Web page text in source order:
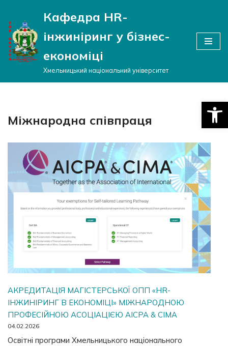
Перейти
до
вмісту
Кафедра HR-
інжиніринг у бізнес-
економіці
Хмельницький національний університет
Міжнародна співпраця
АКРЕДИТАЦІЯ МАГІСТЕРСЬКОЇ ОПП «HR-
ІНЖИНІРИНГ В ЕКОНОМІЦІ» МІЖНАРОДНОЮ
ПРОФЕСІЙНОЮ АСОЦІАЦІЄЮ AICPA & CIMA
04.02.2026
Освітні програми Хмельницького національного